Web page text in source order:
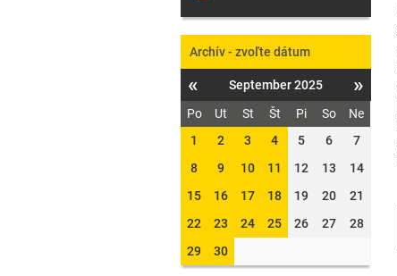
Archív - zvoľte dátum
« September 2025 »
Po Ut St Št Pi So
Ne
1
2 3 4 5 6
7
8
9 10 11 12 13
14
15
16 17 18 19 20
21
22
23 24 25 26 27
28
29
30